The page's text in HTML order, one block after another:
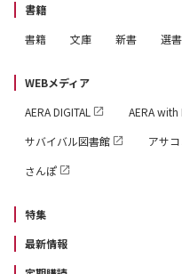
書籍
書籍
文庫 新書 選書
WEBメディア
AERA DIGITAL
AERA with
サバイバル図書館
アサコ
さんぽ
特集
最新情報